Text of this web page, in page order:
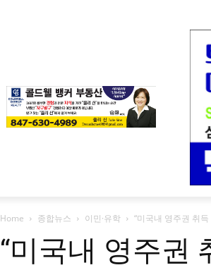
Home 종합뉴스 이민·유학 “미국내 영주권 취득
“미국내 영주권